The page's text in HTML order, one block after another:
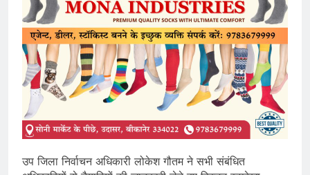
उप जिला निर्वाचन अधिकारी लोकेश गौतम ने सभी संबंधित